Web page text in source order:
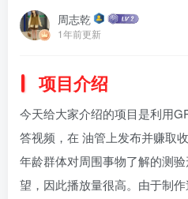
周志乾
1年前更新
项目介绍
今天给大家介绍的项目是利用
答视频，在 油管上发布并赚取
年龄群体对周围事物了解的测
望，因此播放量很高。由于制